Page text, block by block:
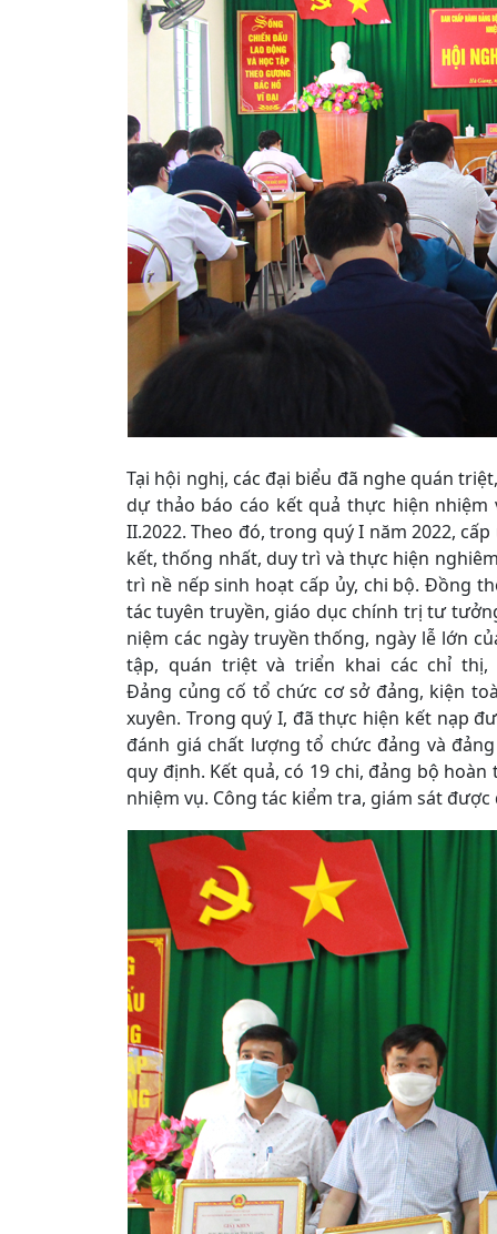
Tại hội nghị, các đại biểu đã nghe quán
dự thảo báo cáo kết quả thực hiện
II.2022. Theo đó, trong quý I năm 2022,
kết, thống nhất, duy trì và thực hiện
trì nề nếp sinh hoạt cấp ủy, chi bộ. Đồng
tác tuyên truyền, giáo dục chính trị tư
niệm các ngày truyền thống, ngày lễ lớn
tập, quán triệt và triển khai các chỉ thị,
Đảng củng cố tổ chức cơ sở đảng, kiện
xuyên. Trong quý I, đã thực hiện kết nạp
đánh giá chất lượng tổ chức đảng và
quy định. Kết quả, có 19 chi, đảng bộ
nhiệm vụ. Công tác kiểm tra, giám sát